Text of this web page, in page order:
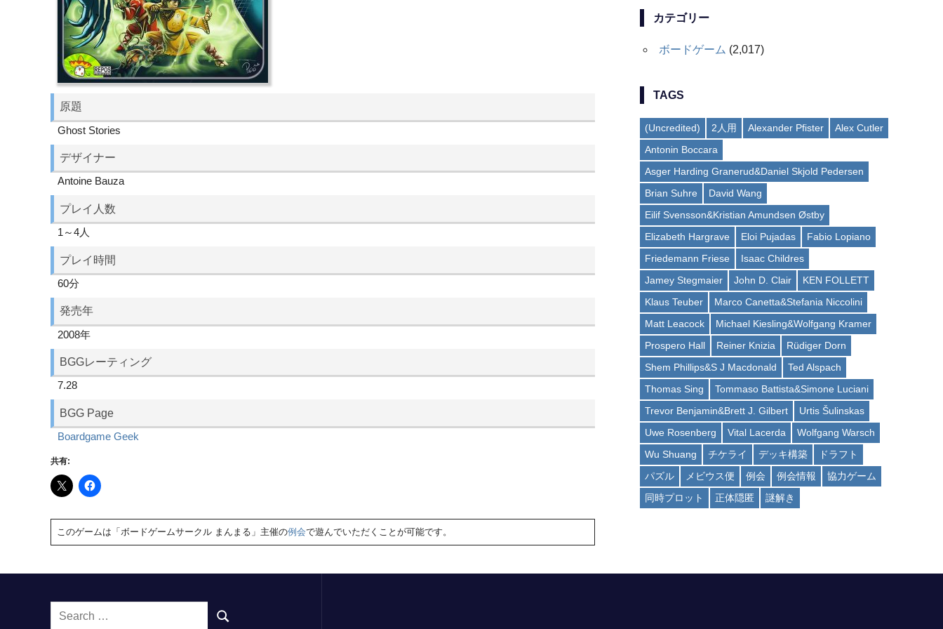
原題
Ghost Stories
デザイナー
Antoine Bauza
プレイ人数
1～4人
プレイ時間
60分
発売年
2008年
BGGレーティング
7.28
BGG Page
Boardgame Geek
共有:
このゲームは「ボードゲームサークル まんまる」主催の例会で遊んでいただくことが可能です。
カテゴリー
ボードゲーム (2,017)
TAGS
(Uncredited) 2人用 Alexander Pfister
Alex Cutler
Antonin Boccara
Asger Harding Granerud&Daniel Skjold Pedersen
Brian Suhre
David Wang
Eilif Svensson&Kristian Amundsen Østby
Elizabeth Hargrave
Eloi Pujadas
Fabio Lopiano
Friedemann Friese
Isaac Childres
Jamey Stegmaier
John D. Clair
KEN FOLLETT
Klaus Teuber
Marco Canetta&Stefania Niccolini
Matt Leacock
Michael Kiesling&Wolfgang Kramer
Prospero Hall
Reiner Knizia
Rüdiger Dorn
Shem Phillips&S J Macdonald
Ted Alspach
Thomas Sing
Tommaso Battista&Simone Luciani
Trevor Benjamin&Brett J. Gilbert
Urtis Šulinskas
Uwe Rosenberg
Vital Lacerda
Wolfgang Warsch
Wu Shuang
チケライ デッキ構築
ドラフト
パズル
メビウス便 例会 例会情報
協力ゲーム
同時プロット
正体隠匿 謎解き
Search
SEARCH